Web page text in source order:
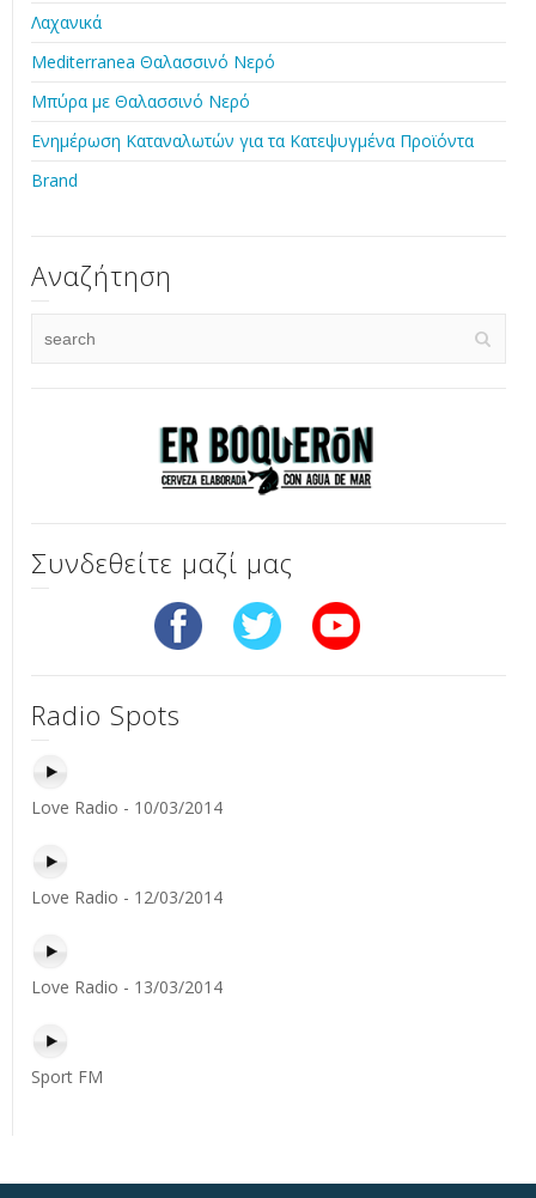
Λαχανικά
Mediterranea Θαλασσινό Νερό
Μπύρα με Θαλασσινό Νερό
Ενημέρωση Καταναλωτών για τα Κατεψυγμένα Προϊόντα
Brand
Αναζήτηση
Συνδεθείτε μαζί μας
Radio Spots
Love Radio - 10/03/2014
Love Radio - 12/03/2014
Love Radio - 13/03/2014
Sport FM